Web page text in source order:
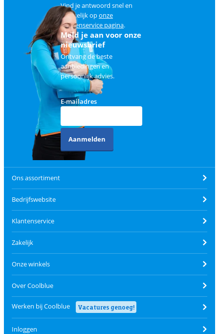
Vind je antwoord snel en
makkelijk oponze
klantenservice pagina.
Meld je aan voor onze
nieuwsbrief
Ontvang de beste
aanbiedingen en
persoonlijk advies.
E-mailadres
Aanmelden
Ons assortiment
Bedrijfswebsite
Klantenservice
Zakelijk
Onze winkels
Over Coolblue
Werken bij Coolblue Vacatures genoeg!
Inloggen